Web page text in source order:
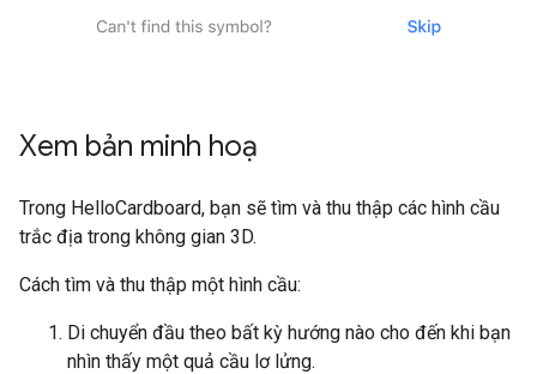
Xem bản minh hoạ
Trong HelloCardboard, bạn sẽ tìm và thu thập các hình cầu
trắc địa trong không gian 3D.
Cách tìm và thu thập một hình cầu:
Di chuyển đầu theo bất kỳ hướng nào cho đến khi bạn
nhìn thấy một quả cầu lơ lửng.